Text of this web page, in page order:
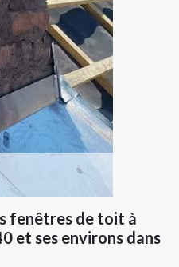
fenêtres de toit à
et ses environs dans